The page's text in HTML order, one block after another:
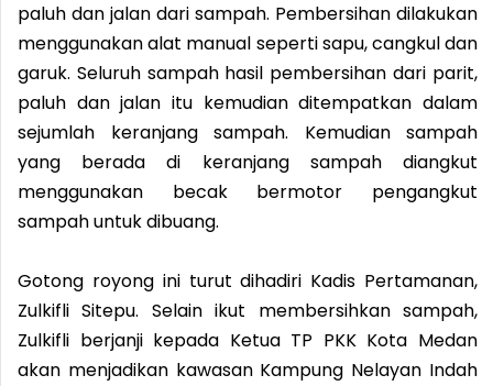
paluh dan jalan dari sampah. Pembersihan dilakukan
menggunakan alat manual seperti sapu, cangkul dan
garuk. Seluruh sampah hasil pembersihan dari parit,
paluh dan jalan itu kemudian ditempatkan dalam
sejumlah keranjang sampah. Kemudian sampah
yang berada di keranjang sampah diangkut
menggunakan becak bermotor pengangkut
sampah untuk dibuang.
Gotong royong ini turut dihadiri Kadis Pertamanan,
Zulkifli Sitepu. Selain ikut membersihkan sampah,
Zulkifli berjanji kepada Ketua TP PKK Kota Medan
akan menjadikan kawasan Kampung Nelayan Indah